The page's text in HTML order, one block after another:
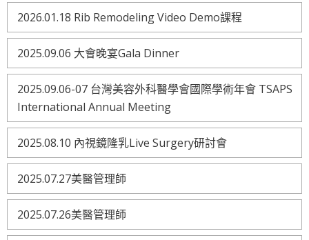
2026.01.18 Rib Remodeling Video Demo課程
2025.09.06 大會晚宴Gala Dinner
2025.09.06-07 台灣美容外科醫學會國際學術年會 TSAPS
International Annual Meeting
2025.08.10 內視鏡隆乳Live Surgery研討會
2025.07.27美醫管理師
2025.07.26美醫管理師